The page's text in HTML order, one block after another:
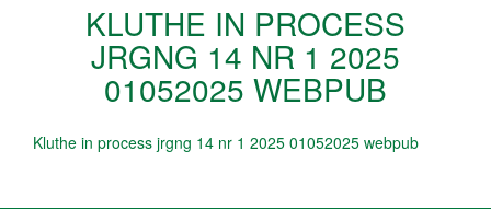
KLUTHE IN PROCESS
JRGNG 14 NR 1 2025
01052025 WEBPUB
Kluthe in process jrgng 14 nr 1 2025 01052025 webpub